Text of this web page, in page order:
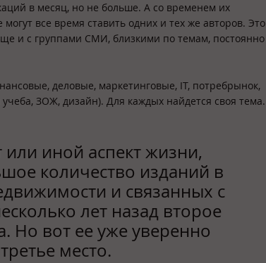
в месяц, но не больше. А со временем их
все время ставить одних и тех же авторов. Это
и с группами СМИ, близкими по темам, постоянно
деловые, маркетинговые, IT, потребрынок,
ЗОЖ, дизайн). Для каждых найдется своя тема.
иной аспект жизни,
количество изданий в
и связанных с
лет назад второе
Но вот ее уже уверенно
место.